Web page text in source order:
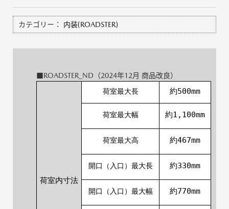
カテゴリー： 内装(ROADSTER)
■ROADSTER_ND（2024年12月 商品改良）
荷室内寸法
荷室最大長 約500mm
荷室最大幅 約1,100mm
荷室最大高 約467mm
開口（入口）最大長 約330mm
開口（入口）最大幅 約770mm